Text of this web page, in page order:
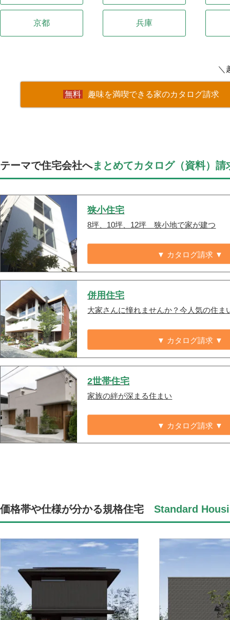
京都 兵庫
＼
趣味を満喫できる家のカタログ請求
テーマで住宅会社へまとめてカタログ（資料）請
狭小住宅
8坪、10坪、12坪 狭小地で家が建つ
▼ カタログ請求 ▼
併用住宅
大家さんに憧れませんか？今人気の住ま
▼ カタログ請求 ▼
2世帯住宅
家族の絆が深まる住まい
▼ カタログ請求 ▼
価格帯や仕様が分かる規格住宅 Standard